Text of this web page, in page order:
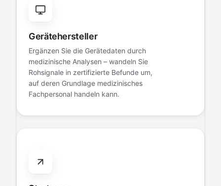
Gerätehersteller
Ergänzen Sie die Gerätedaten durch
medizinische Analysen – wandeln Sie
Rohsignale in zertifizierte Befunde um,
auf deren Grundlage medizinisches
Fachpersonal handeln kann.